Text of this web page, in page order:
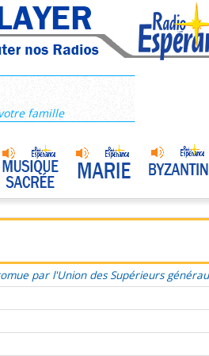
famille
par l'Union des Supérieurs